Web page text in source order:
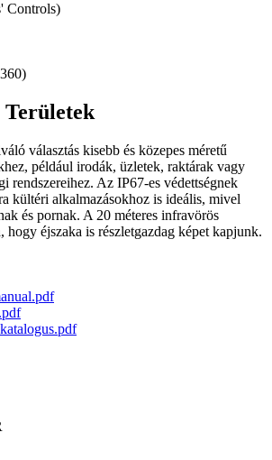
Controls)
Területek
választás kisebb és közepes méretű
például irodák, üzletek, raktárak vagy
rendszereihez. Az IP67-es védettségnek
kültéri alkalmazásokhoz is ideális, mivel
és pornak. A 20 méteres infravörös
hogy éjszaka is részletgazdag képet kapjunk.